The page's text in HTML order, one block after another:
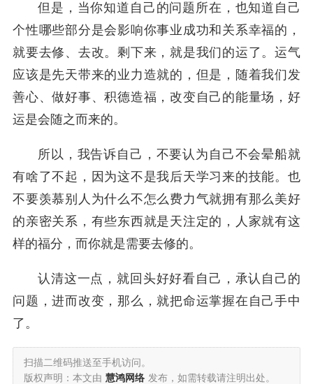
但是，当你知道自己的问题所在，也知道自己
个性哪些部分是会影响你事业成功和关系幸福的，
就要去修、去改。剩下来，就是我们的运了。运气
应该是先天带来的业力造就的，但是，随着我们发
善心、做好事、积德造福，改变自己的能量场，好
运是会随之而来的。
所以，我告诉自己，不要认为自己不会晕船就
有啥了不起，因为这不是我后天学习来的技能。也
不要羡慕别人为什么不怎么费力气就拥有那么美好
的亲密关系，有些东西就是天注定的，人家就有这
样的福分，而你就是需要去修的。
认清这一点，就回头好好看自己，承认自己的
问题，进而改变，那么，就把命运掌握在自己手中
了。
扫描二维码推送至手机访问。
版权声明：本文由 慧鸿网络 发布，如需转载请注明出处。